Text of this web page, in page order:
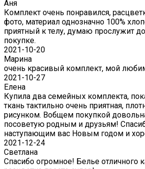
Аня
Комплект очень понравился,
фото, материал однозначно 100%
приятный к телу, думаю прослужит
покупке.
2021-10-20
Марина
очень красивый комплект, мой
2021-10-27
Елена
Купила два семейных комплекта,
ткань тактильно очень приятная,
рисунком. Вобщем покупкой
посоветую родным и друзьям!
наступающим вас Новым годом и
2021-12-24
Светлана
Спасибо огромное! Белье отличного